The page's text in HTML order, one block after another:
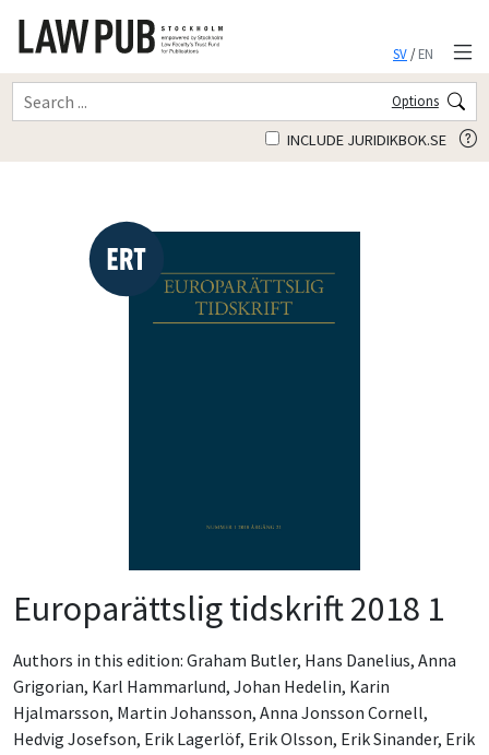
SV/EN
Options
INCLUDE JURIDIKBOK.SE
Europarättslig tidskrift 2018 1
Authors in this edition: Graham Butler, Hans Danelius, Anna
Grigorian, Karl Hammarlund, Johan Hedelin, Karin
Hjalmarsson, Martin Johansson, Anna Jonsson Cornell,
Hedvig Josefson, Erik Lagerlöf, Erik Olsson, Erik Sinander, Erik